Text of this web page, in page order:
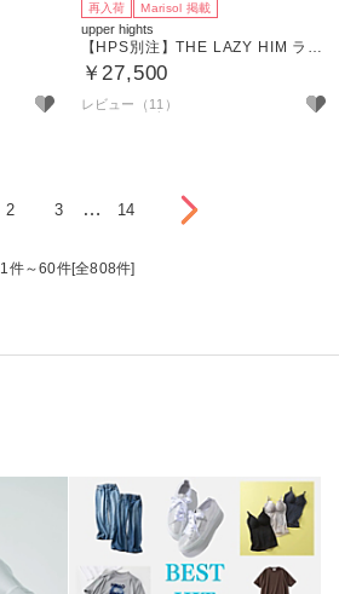
再入荷 Marisol 掲載
upper hights
【HPS別注】THE LAZY HIM ライトデニム
￥27,500
レビュー（11）
2 3 … 14 次へ
1件～60件[全808件]